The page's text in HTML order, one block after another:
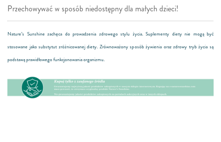
Przechowywać w sposób niedostępny dla małych dzieci!
Nature’s Sunshine zachęca do prowadzenia zdrowego stylu życia. Suplementy diety nie mogą być
stosowane jako substytut zróżnicowanej diety. Zrównoważony sposób żywienia oraz zdrowy tryb życia są
podstawą prawidłowego funkcjonowania organizmu.